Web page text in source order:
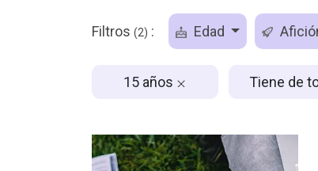
Filtros (2) : Edad
15 años Tiene de